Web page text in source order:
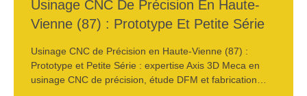
Usinage CNC De Précision En Haute-
Vienne (87) : Prototype Et Petite Série
Usinage CNC de Précision en Haute-Vienne (87) :
Prototype et Petite Série : expertise Axis 3D Meca en
usinage CNC de précision, étude DFM et fabrication…